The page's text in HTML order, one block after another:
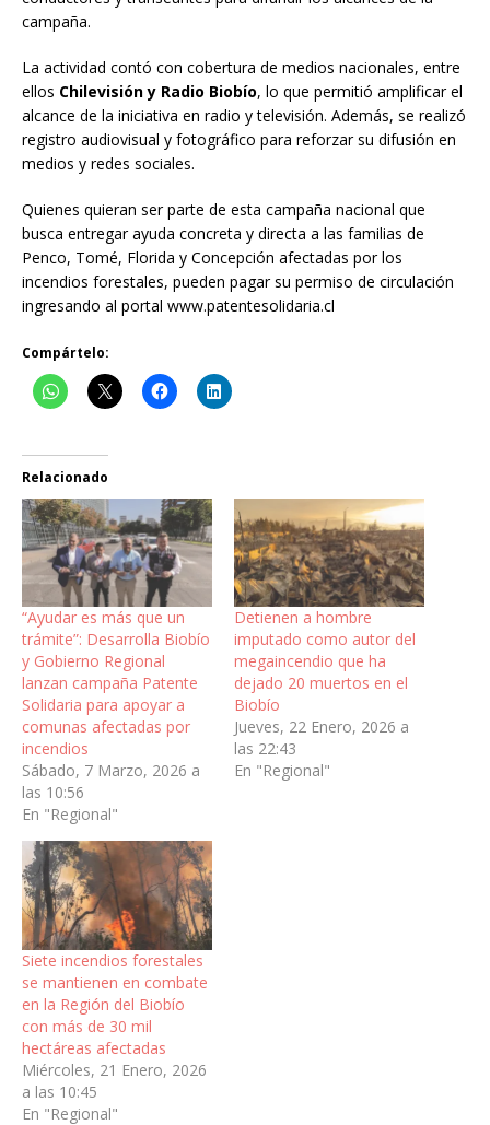
campaña.
La actividad contó con cobertura de medios nacionales, entre
ellos Chilevisión y Radio Biobío, lo que permitió amplificar el
alcance de la iniciativa en radio y televisión. Además, se realizó
registro audiovisual y fotográfico para reforzar su difusión en
medios y redes sociales.
Quienes quieran ser parte de esta campaña nacional que
busca entregar ayuda concreta y directa a las familias de
Penco, Tomé, Florida y Concepción afectadas por los
incendios forestales, pueden pagar su permiso de circulación
ingresando al portal www.patentesolidaria.cl
Compártelo:
Relacionado
“Ayudar es más que un
trámite”: Desarrolla Biobío
y Gobierno Regional
lanzan campaña Patente
Solidaria para apoyar a
comunas afectadas por
incendios
Sábado, 7 Marzo, 2026 a
las 10:56
En "Regional"
Detienen a hombre
imputado como autor del
megaincendio que ha
dejado 20 muertos en el
Biobío
Jueves, 22 Enero, 2026 a
las 22:43
En "Regional"
Siete incendios forestales
se mantienen en combate
en la Región del Biobío
con más de 30 mil
hectáreas afectadas
Miércoles, 21 Enero, 2026
a las 10:45
En "Regional"